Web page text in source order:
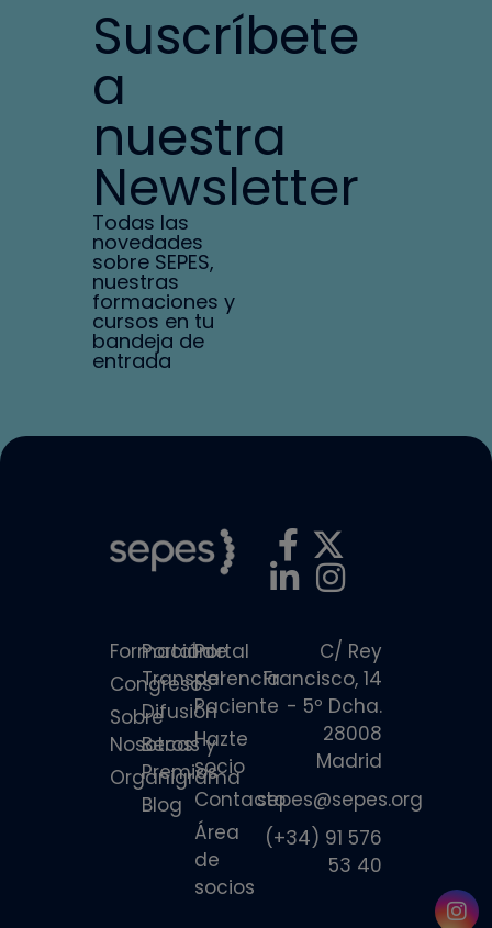
Suscríbete
a
nuestra
Newsletter
Todas las
novedades
sobre SEPES,
nuestras
formaciones y
cursos en tu
bandeja de
entrada
Formación
Congresos
Sobre
Nosotros
Organigrama
Portal de
Transparencia
Difusión
Becas y
Premios
Blog
Portal
del
Paciente
Hazte
socio
Contacto
Área
de
socios
C/ Rey
Francisco, 14
- 5º Dcha.
28008
Madrid
sepes@sepes.org
(+34) 91 576
53 40